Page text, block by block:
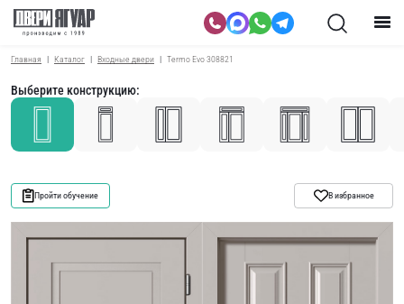
Главная Каталог Входные двери Termo Evo 308821
Выберите конструкцию:
Пройти обучение В избранное